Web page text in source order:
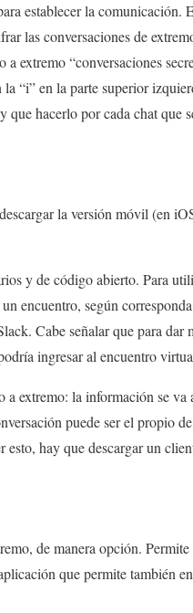
establecer la comunicación.
las conversaciones de
extremo “conversaciones
“i” en la parte superior
que hacerlo por cada chat que
la versión móvil (en
y de código abierto. Para
encuentro, según
Cabe señalar que para dar
ingresar al encuentro
extremo: la información se va
puede ser el propio
hay que descargar un
de manera opción.
que permite también